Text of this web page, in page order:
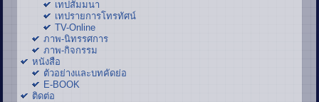
เทปสัมมนา
เทปรายการโทรทัศน์
TV-Online
ภาพ-นิทรรศการ
ภาพ-กิจกรรม
หนังสือ
ตัวอย่างและบทคัดย่อ
E-BOOK
ติดต่อ